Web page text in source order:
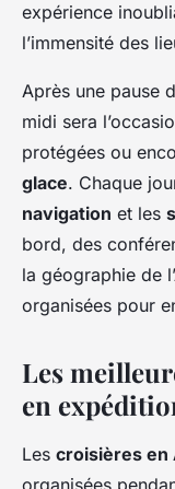
expérience
l’immensité des
Après une pause
midi sera
protégées ou
glace. Chaque
navigation et les
bord, des
la géographie de
organisées pour
Les
en
Les croisières en